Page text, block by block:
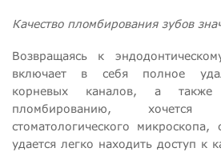
Качество пломбирования зубов
Возвращаясь к
включает в себя полное
корневых каналов, а
пломбированию,
стоматологического
удается легко находить доступ к